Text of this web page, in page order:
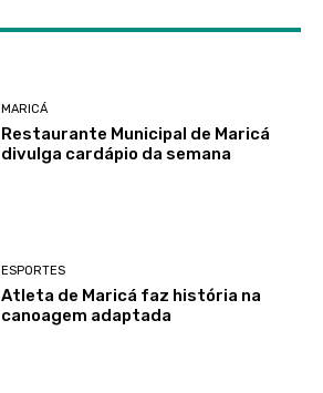
MARICÁ
Restaurante Municipal de Maricá
divulga cardápio da semana
ESPORTES
Atleta de Maricá faz história na
canoagem adaptada